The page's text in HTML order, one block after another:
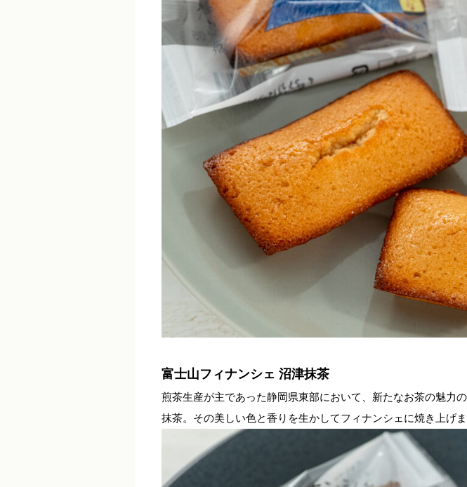
富士山フィナンシェ 沼津抹茶
煎茶生産が主であった静岡県東部において、新たなお茶の魅力
抹茶。その美しい色と香りを生かしてフィナンシェに焼き上げま